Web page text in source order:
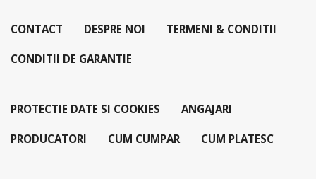
CONTACT DESPRE NOI TERMENI & CONDITII
CONDITII DE GARANTIE
PROTECTIE DATE SI COOKIES ANGAJARI
PRODUCATORI CUM CUMPAR CUM PLATESC